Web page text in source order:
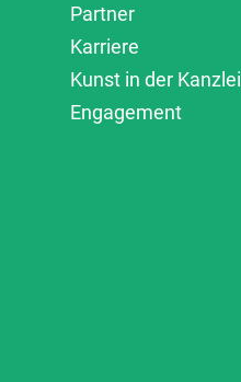
Partner
Karriere
Kunst in der Kanzlei
Engagement